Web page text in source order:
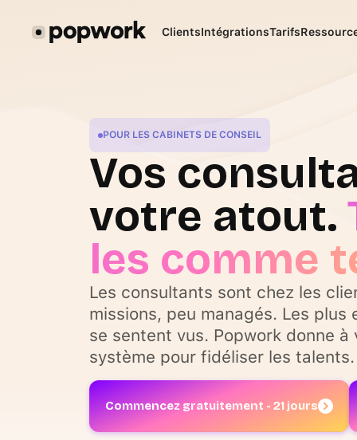
Clients Intégrations Tarifs
POUR LES CABINETS DE CONSEIL
Vos
votre atout.
les comme
Les consultants sont chez les
missions, peu managés. Les plus
se sentent vus. Popwork donne à
système pour fidéliser les talents.
Commencez gratuitement - 21 jours